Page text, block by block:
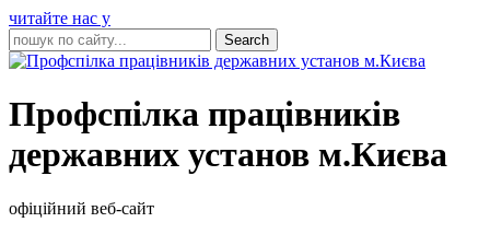
читайте нас у
Профспілка працівників
державних установ м.Києва
офіційний веб-сайт